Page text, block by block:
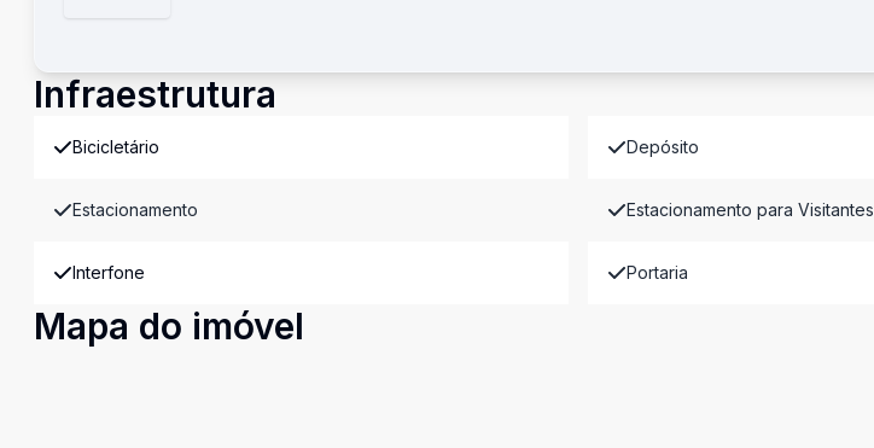
Infraestrutura
Bicicletário Depósito
Estacionamento Estacionamento para Visitantes
Interfone Portaria
Mapa do imóvel